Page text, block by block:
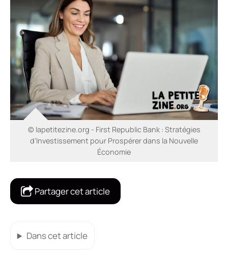
© lapetitezine.org - First Republic Bank : Stratégies
d’Investissement pour Prospérer dans la Nouvelle
Économie
Partager cet article
Dans cet article